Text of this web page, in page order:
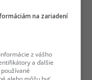
na zariadení
z vášho
a ďalšie